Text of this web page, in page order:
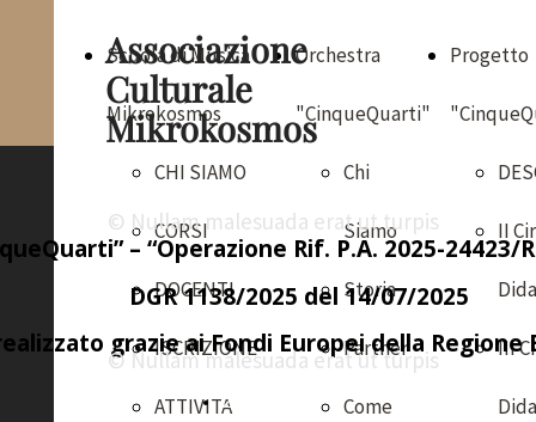
Scuola di Musica
Mikrokosmos
CHI SIAMO
CORSI
DOCENTI
ISCRIZIONE
ATTIVITA
Orchestra
"CinqueQuarti"
Chi
Siamo
Storia
Partner
Come
Progetto
II
III
Associazione
Culturale
Mikrokosmos
© Nullam malesuada erat ut turpis
– “Operazione Rif. P.A. 2025-
DGR 1138/2025 del 14/07/2025
grazie ai Fondi Europei della Regione
2025/2026
© Nullam malesuada erat ut turpis